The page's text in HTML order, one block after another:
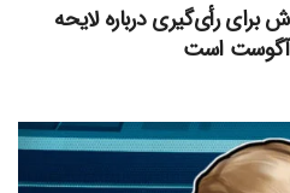
برای رأی‌گیری درباره لایحه